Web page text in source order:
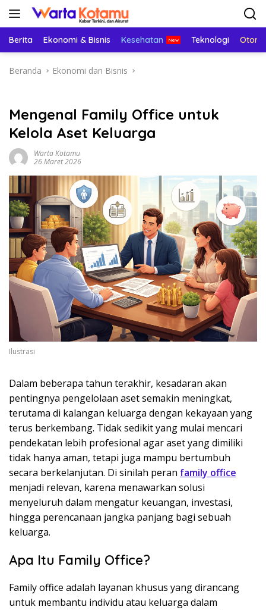
Langsung
Berita Ekonomi & Bisnis Kesehatan Teknologi
Beranda Ekonomi dan Bisnis
Mengenal Family Office untuk
Kelola Aset Keluarga
Warta Kotamu
26 Maret 2026
Ilustrasi
Dalam beberapa tahun terakhir, kesadaran akan
pentingnya pengelolaan aset semakin meningkat,
terutama di kalangan keluarga dengan kekayaan yang
terus berkembang. Tidak sedikit yang mulai mencari
pendekatan lebih profesional agar aset yang dimiliki
tidak hanya aman, tetapi juga mampu bertumbuh
secara berkelanjutan. Di sinilah peran family office
menjadi relevan, karena menawarkan solusi
menyeluruh dalam mengatur keuangan, investasi,
hingga perencanaan jangka panjang bagi sebuah
keluarga.
Apa Itu Family Office?
Family office adalah layanan khusus yang dirancang
untuk membantu individu atau keluarga dalam